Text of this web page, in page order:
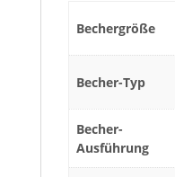
Bechergröße
Becher-Typ
Becher-
Ausführung